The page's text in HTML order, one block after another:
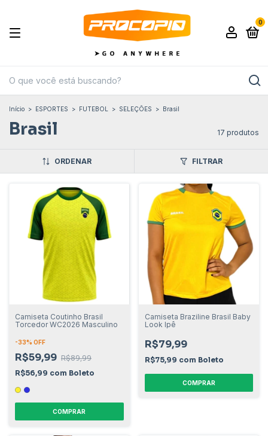
0
Início > ESPORTES > FUTEBOL > SELEÇÕES > Brasil
Brasil 17 produtos
ORDENAR FILTRAR
Camiseta Coutinho Brasil
Torcedor WC2026 Masculino
-33% OFF
R$59,99 R$89,99
R$56,99 com Boleto
COMPRAR
Camiseta Braziline Brasil Baby
Look Ipê
R$79,99
R$75,99 com Boleto
COMPRAR